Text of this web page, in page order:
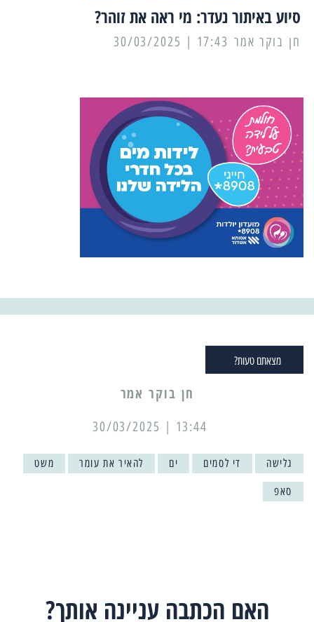
סיוע באיתור נעדר: מי ראה את זוהר?
17:43 | 30/03/2025
מצאתם טעות?
13:44 | 30/03/2025
גלישה די לסמים ים להאיר את עומר משט
סאפ
האם הכתבה עניינה אותך?